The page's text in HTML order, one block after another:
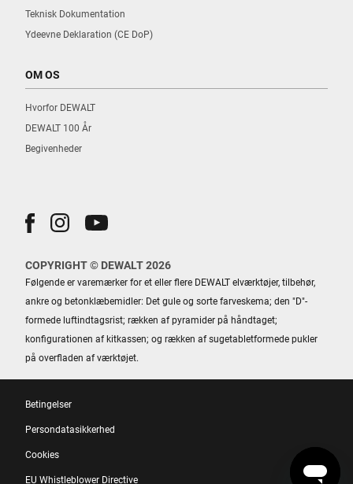
Teknisk Dokumentation
Ydeevne Deklaration (CE DoP)
OM OS
Hvorfor DEWALT
DEWALT 100 År
Begivenheder
COPYRIGHT © DEWALT 2026
Følgende er varemærker for et eller flere DEWALT elværktøjer, tilbehør,
ankre og betonklæbemidler: Det gule og sorte farveskema; den "D"-
formede luftindtagsrist; rækken af ​​pyramider på håndtaget;
konfigurationen af ​​kitkassen; og rækken af ​​sugetabletformede pukler
på overfladen af ​​værktøjet.
Betingelser
Persondatasikkerhed
Cookies
EU Whistleblower Directive